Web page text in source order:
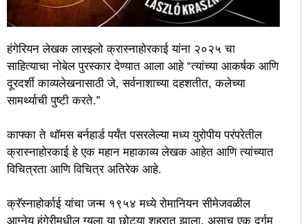
हंगेरियन लेखक लास्झ्लो क्रास्नाहोरकाई यांना २०२५ चा
साहित्याचा नोबेल पुरस्कार देण्यात आला आहे “त्यांच्या आकर्षक आणि
दूरदर्शी काव्यलेखनासाठी जे, सर्वनाशाच्या दहशतीत, कलेच्या
सामर्थ्याची पुष्टी करते.”
काफ्का ते थॉमस बर्नहार्ड पर्यंत पसरलेल्या मध्य युरोपीय परंपरेतील
क्रास्नाहोरकाई हे एक महान महाकाव्य लेखक आहेत आणि त्यांच्यात
विचित्रता आणि विचित्र अतिरेक आहे.
क्रॅस्नाहोर्काई यांचा जन्म १९५४ मध्ये रोमानियन सीमेजवळील
आग्नेय हंगेरीमधील ग्युला या छोट्या शहरात झाला. असाच एक दुर्गम